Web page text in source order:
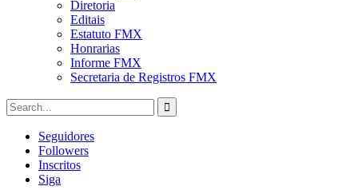
Diretoria
Editais
Estatuto FMX
Honrarias
Informe FMX
Secretaria de Registros FMX
Seguidores
Followers
Inscritos
Siga